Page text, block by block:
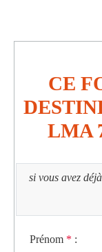
CE
LMA
si vous avez
Prénom * :